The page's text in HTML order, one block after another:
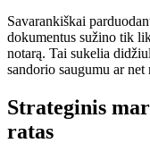
Savarankiškai
dokumentus sužino tik
notarą. Tai sukelia
sandorio saugumu ar
Strateginis
ratas